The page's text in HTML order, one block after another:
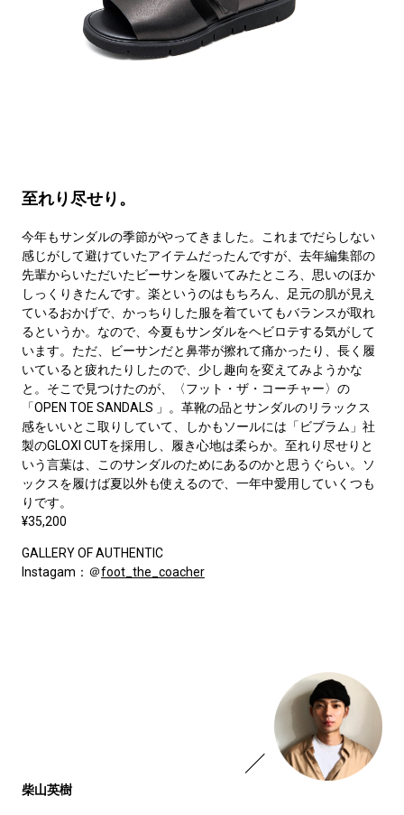
至れり尽せり。
今年もサンダルの季節がやってきました。これまでだらしない
感じがして避けていたアイテムだったんですが、去年編集部の
先輩からいただいたビーサンを履いてみたところ、思いのほか
しっくりきたんです。楽というのはもちろん、足元の肌が見え
ているおかげで、かっちりした服を着ていてもバランスが取れ
るというか。なので、今夏もサンダルをヘビロテする気がして
います。ただ、ビーサンだと鼻帯が擦れて痛かったり、長く履
いていると疲れたりしたので、少し趣向を変えてみようかな
と。そこで見つけたのが、〈フット・ザ・コーチャー〉の
「OPEN TOE SANDALS 」。革靴の品とサンダルのリラックス
感をいいとこ取りしていて、しかもソールには「ビブラム」社
製のGLOXI CUTを採用し、履き心地は柔らか。至れり尽せりと
いう言葉は、このサンダルのためにあるのかと思うぐらい。ソ
ックスを履けば夏以外も使えるので、一年中愛用していくつも
りです。
¥35,200
GALLERY OF AUTHENTIC
Instagam：＠foot_the_coacher
柴山英樹